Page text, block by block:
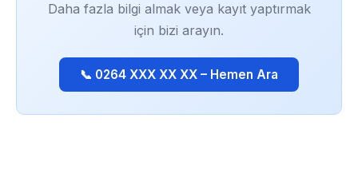
Daha fazla bilgi almak veya kayıt yaptırmak
için bizi arayın.
📞 0264 XXX XX XX – Hemen Ara